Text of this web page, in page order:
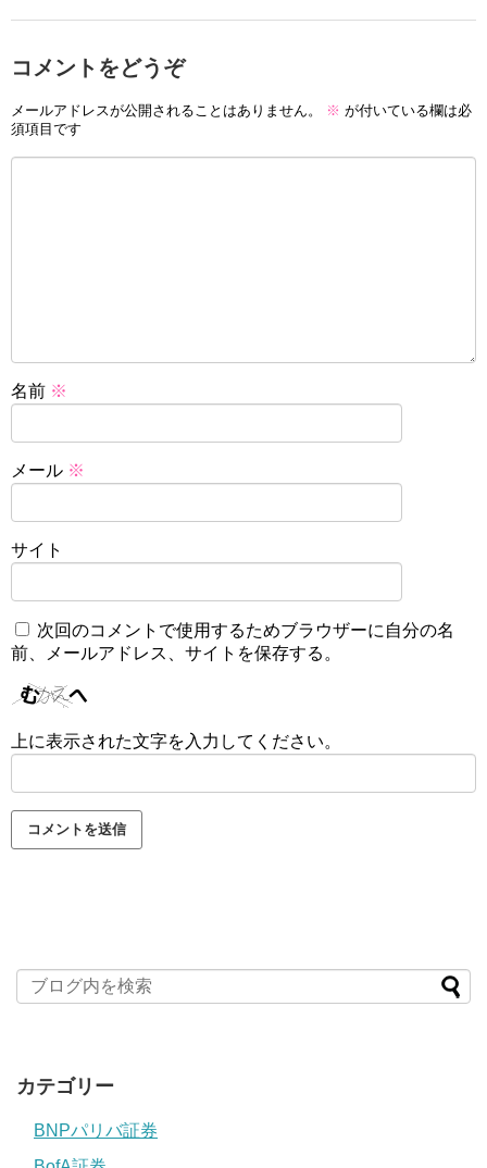
コメントをどうぞ
メールアドレスが公開されることはありません。 ※ が付いている欄は必
須項目です
名前 ※
メール ※
サイト
次回のコメントで使用するためブラウザーに自分の名
前、メールアドレス、サイトを保存する。
上に表示された文字を入力してください。
カテゴリー
BNPパリバ証券